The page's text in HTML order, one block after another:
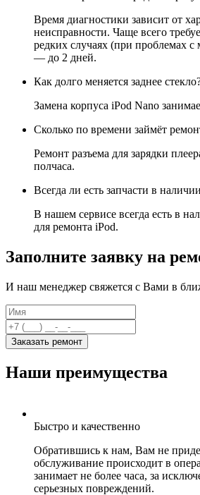
Время диагностики зависит от
неисправности. Чаще всего
редких случаях (при проблемах с
— до 2 дней.
Как долго меняется заднее
Замена корпуса iPod Nano
Сколько по времени займёт
Ремонт разъема для зарядки
полчаса.
Всегда ли есть запчасти в
В нашем сервисе всегда есть в
для ремонта iPod.
Заполните заявку на
И наш менеджер свяжется с Вами в
Заказать ремонт
Наши преимущества
Быстро и качественно
Обратившись к нам, Вам не
обслуживание происходит в
занимает не более часа, за
серьезных повреждений.